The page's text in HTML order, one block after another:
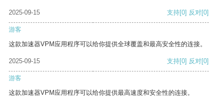
2025-09-15 支持[0] 反对[0]
游客
这款加速器VPM应用程序可以给你提供全球覆盖和最高安全性的连接。
2025-09-15 支持[0] 反对[0]
游客
这款加速器VPM应用程序可以给你提供最高速度和安全性的连接。